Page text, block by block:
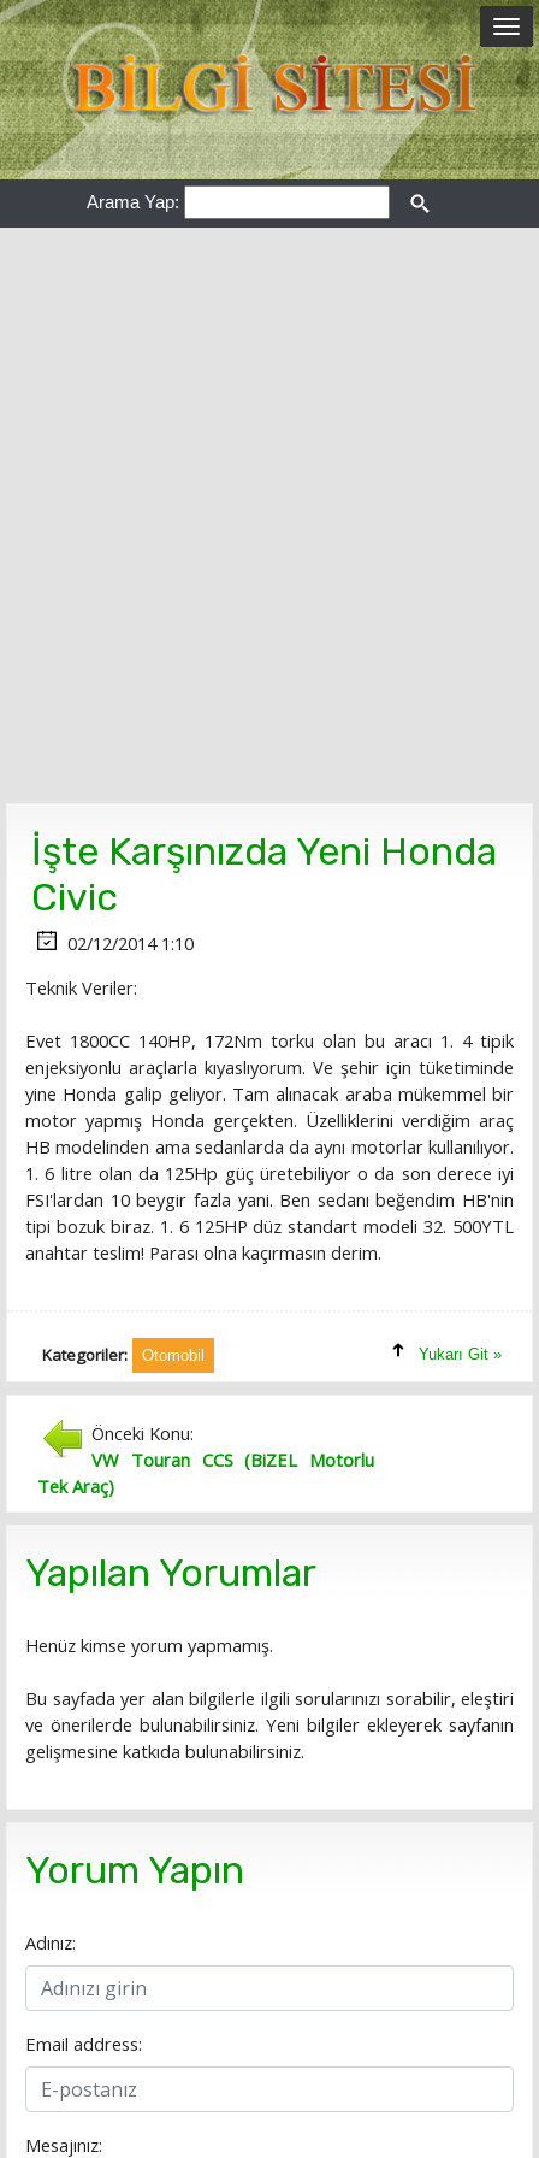
Arama Yap:
İşte Karşınızda Yeni Honda
Civic
02/12/2014 1:10
Teknik Veriler:
Evet 1800CC 140HP, 172Nm torku olan bu aracı 1. 4 tipik
enjeksiyonlu araçlarla kıyaslıyorum. Ve şehir için tüketiminde
yine Honda galip geliyor. Tam alınacak araba mükemmel bir
motor yapmış Honda gerçekten. Üzelliklerini verdiğim araç
HB modelinden ama sedanlarda da aynı motorlar kullanılıyor.
1. 6 litre olan da 125Hp güç üretebiliyor o da son derece iyi
FSI'lardan 10 beygir fazla yani. Ben sedanı beğendim HB'nin
tipi bozuk biraz. 1. 6 125HP düz standart modeli 32. 500YTL
anahtar teslim! Parası olna kaçırmasın derim.
Kategoriler: Otomobil Yukarı Git »
Önceki Konu:
VW Touran CCS (BiZEL Motorlu
Tek Araç)
Yapılan Yorumlar
Henüz kimse yorum yapmamış.
Bu sayfada yer alan bilgilerle ilgili sorularınızı sorabilir, eleştiri
ve önerilerde bulunabilirsiniz. Yeni bilgiler ekleyerek sayfanın
gelişmesine katkıda bulunabilirsiniz.
Yorum Yapın
Adınız:
Email address:
Mesajınız: